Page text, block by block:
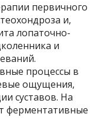
первичного
и,
лопаточно-
и
процессы в
ощущения,
суставов. На
ферментативные